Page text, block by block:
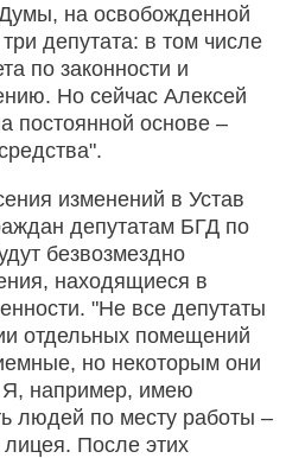
на освобожденной
депутата: в том числе
по законности и
Но сейчас Алексей
постоянной основе –
изменений в Устав
депутатам БГД по
безвозмездно
находящиеся в
"Не все депутаты
отдельных помещений
но некоторым они
Я, например, имею
людей по месту работы –
После этих